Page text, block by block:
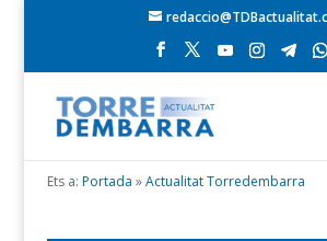
Ets a: Portada »Actualitat Torredembarra